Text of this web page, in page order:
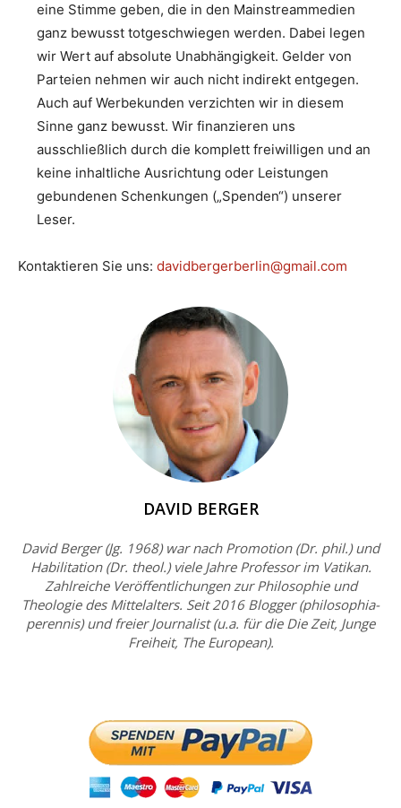
eine Stimme geben, die in den Mainstreammedien
ganz bewusst totgeschwiegen werden. Dabei legen
wir Wert auf absolute Unabhängigkeit. Gelder von
Parteien nehmen wir auch nicht indirekt entgegen.
Auch auf Werbekunden verzichten wir in diesem
Sinne ganz bewusst. Wir finanzieren uns
ausschließlich durch die komplett freiwilligen und an
keine inhaltliche Ausrichtung oder Leistungen
gebundenen Schenkungen („Spenden“) unserer
Leser.
Kontaktieren Sie uns: davidbergerberlin@gmail.com
DAVID BERGER
David Berger (Jg. 1968) war nach Promotion (Dr. phil.) und
Habilitation (Dr. theol.) viele Jahre Professor im Vatikan.
Zahlreiche Veröffentlichungen zur Philosophie und
Theologie des Mittelalters. Seit 2016 Blogger (philosophia-
perennis) und freier Journalist (u.a. für die Die Zeit, Junge
Freiheit, The European).